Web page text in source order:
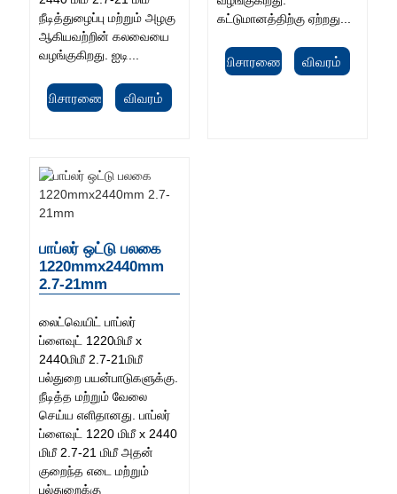
நீடித்துழைப்பு மற்றும் அழகு
ஆகியவற்றின் கலவையை
வழங்குகிறது. ஐடி...
விசாரணை விவரம்
கட்டுமானத்திற்கு ஏற்றது...
விசாரணை விவரம்
பாப்லர் ஒட்டு பலகை
1220mmx2440mm
2.7-21mm
லைட்வெயிட் பாப்லர்
ப்ளைவுட் 1220மிமீ x
2440மிமீ 2.7-21மிமீ
பல்துறை பயன்பாடுகளுக்கு.
நீடித்த மற்றும் வேலை
செய்ய எளிதானது. பாப்லர்
ப்ளைவுட் 1220 மிமீ x 2440
மிமீ 2.7-21 மிமீ அதன்
குறைந்த எடை மற்றும்
பல்துறைக்கு